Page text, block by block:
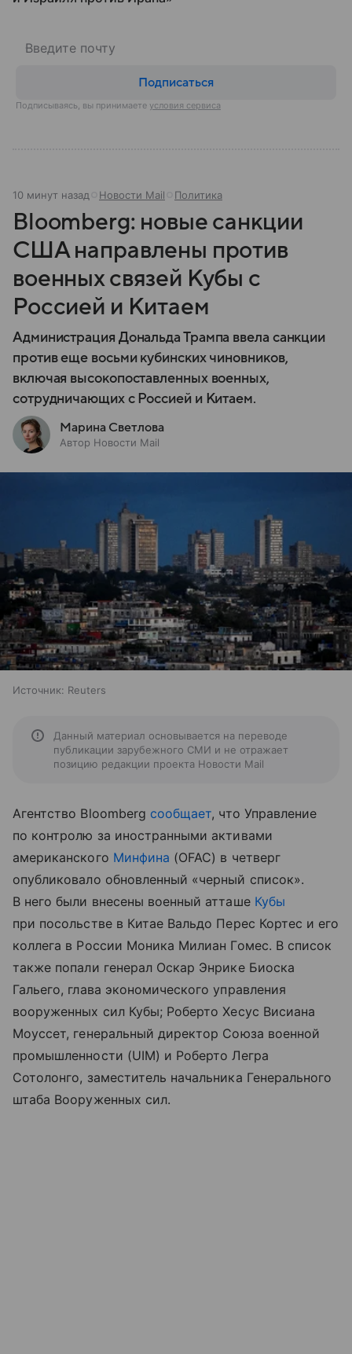
Подписаться
Подписываясь, вы принимаете условия сервиса
10 минут назад Новости Mail Политика
Bloomberg: новые санкции
США направлены против
военных связей Кубы с
Россией и Китаем
Администрация Дональда Трампа ввела санкции
против еще восьми кубинских чиновников,
включая высокопоставленных военных,
сотрудничающих с Россией и Китаем.
Марина Светлова
Автор Новости Mail
Источник: Reuters
Данный материал основывается на переводе
публикации зарубежного СМИ и не отражает
позицию редакции проекта Новости Mail
Агентство Bloomberg сообщает, что Управление
по контролю за иностранными активами
американского Минфина (OFAC) в четверг
опубликовало обновленный «черный список».
В него были внесены военный атташе Кубы
при посольстве в Китае Вальдо Перес Кортес и его
коллега в России Моника Милиан Гомес. В список
также попали генерал Оскар Энрике Биоска
Гальего, глава экономического управления
вооруженных сил Кубы; Роберто Хесус Висиана
Моуссет, генеральный директор Союза военной
промышленности (UIM) и Роберто Легра
Сотолонго, заместитель начальника Генерального
штаба Вооруженных сил.